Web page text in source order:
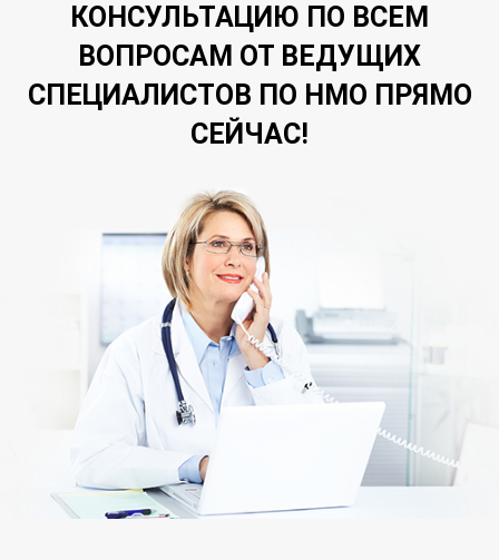
КОНСУЛЬТАЦИЮ ПО ВСЕМ
ВОПРОСАМ ОТ ВЕДУЩИХ
СПЕЦИАЛИСТОВ ПО НМО ПРЯМО
СЕЙЧАС!